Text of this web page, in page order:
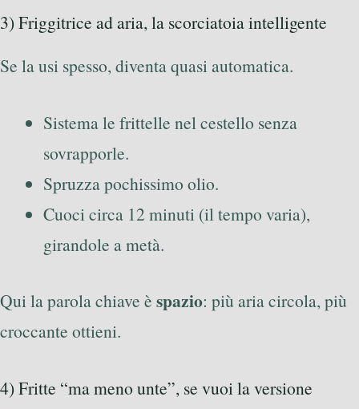
3) Friggitrice ad aria, la scorciatoia intelligente
Se la usi spesso, diventa quasi automatica.
Sistema le frittelle nel cestello senza
sovrapporle.
Spruzza pochissimo olio.
Cuoci circa 12 minuti (il tempo varia),
girandole a metà.
Qui la parola chiave è spazio: più aria circola, più
croccante ottieni.
4) Fritte “ma meno unte”, se vuoi la versione